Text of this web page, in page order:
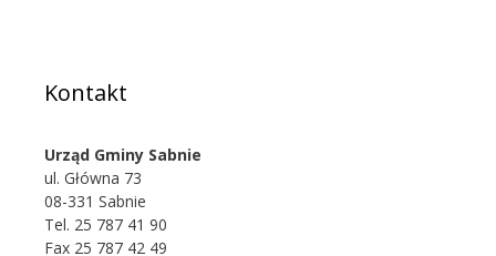
Kontakt
Urząd Gminy Sabnie
ul. Główna 73
08-331 Sabnie
Tel. 25 787 41 90
Fax 25 787 42 49